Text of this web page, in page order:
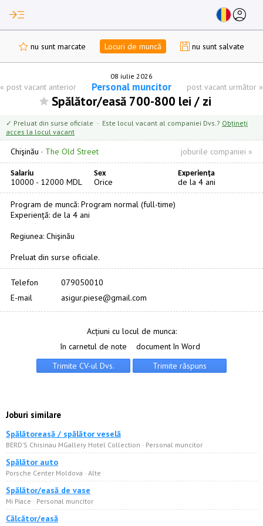
read_more account_circle
nu sunt marcate Locuri de muncă nu sunt salvate
08 iulie 2026
« post vacant anterior Personal muncitor post vacant următor »
Spălător/easă 700-800 lei / zi
✓ Preluat din surse oficiale · Este locul vacant al companiei Dvs.? Obțineți
acces la locul vacant
Chişinău · The Old Street joburile companiei »
Salariu Sex Experienţa
10000 - 12000 MDL Orice de la 4 ani
Program de muncă: Program normal (full-time)
Experiență: de la 4 ani
Regiunea: Chişinău
Preluat din surse oficiale.
Telefon
079050010
E-mail
asigur.piese@gmail.com
Acțiuni cu locul de munca:
în carnetul de note
document în Word
Joburi similare
Spălătoreasă / spălător veselă
BERD’S Chisinau MGallery Hotel Collection · Personal muncitor
Spălător auto
Porsche Center Moldova · Alte
Spălător/easă de vase
Mi Piace · Personal muncitor
Călcător/easă